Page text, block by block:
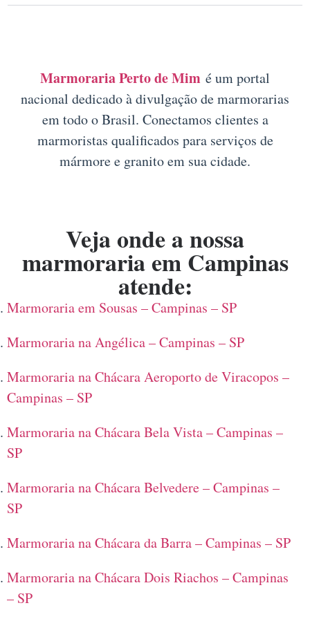
Marmoraria Perto de Mim é um portal
nacional dedicado à divulgação de marmorarias
em todo o Brasil. Conectamos clientes a
marmoristas qualificados para serviços de
mármore e granito em sua cidade.
Veja onde a nossa
marmoraria em Campinas
atende:
Marmoraria em Sousas – Campinas – SP
Marmoraria na Angélica – Campinas – SP
Marmoraria na Chácara Aeroporto de Viracopos –
Campinas – SP
Marmoraria na Chácara Bela Vista – Campinas –
SP
Marmoraria na Chácara Belvedere – Campinas –
SP
Marmoraria na Chácara da Barra – Campinas – SP
Marmoraria na Chácara Dois Riachos – Campinas
– SP